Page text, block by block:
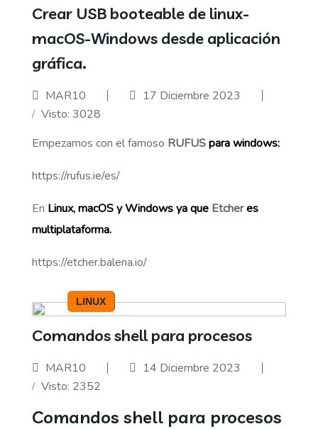
Crear USB booteable de linux-
macOS-Windows desde aplicación
gráfica.
MAR10
17 Diciembre 2023
Visto: 3028
Empezamos con el famoso RUFUSpara windows:
https://rufus.ie/es/
En Linux, macOS y Windows ya que Etcheres
multiplataforma.
https://etcher.balena.io/
Comandos shell para procesos
MAR10
LINUX
14 Diciembre 2023
Visto: 2352
Comandos shell para procesos